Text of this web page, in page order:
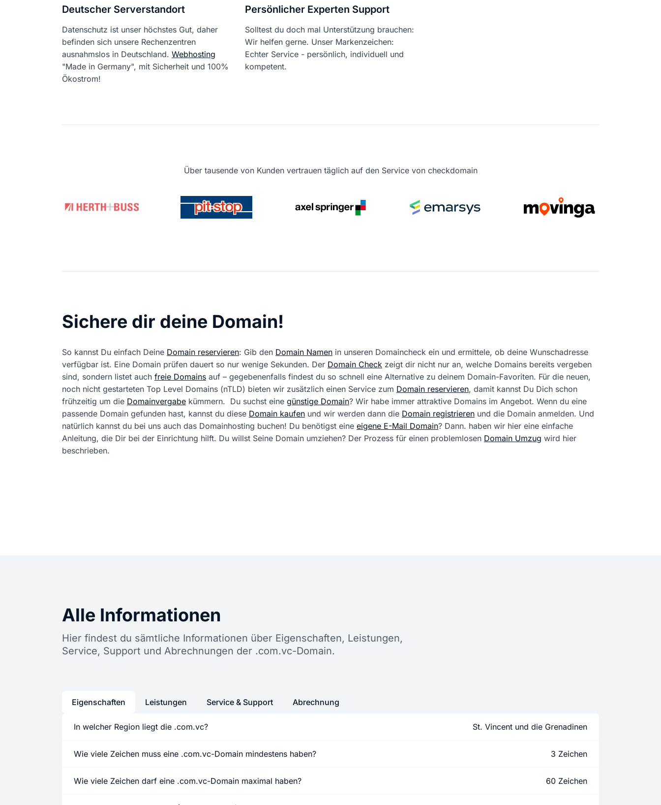
Deutscher Serverstandort
Datenschutz ist unser höchstes Gut, daher
befinden sich unsere Rechenzentren
ausnahmslos in Deutschland. Webhosting
"Made in Germany", mit Sicherheit und 100%
Ökostrom!
Persönlicher Experten Support
Solltest du doch mal Unterstützung brauchen:
Wir helfen gerne. Unser Markenzeichen:
Echter Service - persönlich, individuell und
kompetent.
Über tausende von Kunden vertrauen täglich auf den Service von checkdomain
Sichere dir deine Domain!
So kannst Du einfach Deine Domain reservieren: Gib den Domain Namen in unseren Domaincheck ein und ermittele, ob deine Wunschadresse
verfügbar ist. Eine Domain prüfen dauert so nur wenige Sekunden. Der Domain Check zeigt dir nicht nur an, welche Domains bereits vergeben
sind, sondern listet auch freie Domains auf – gegebenenfalls findest du so schnell eine Alternative zu deinem Domain-Favoriten. Für die neuen,
noch nicht gestarteten Top Level Domains (nTLD) bieten wir zusätzlich einen Service zum Domain reservieren, damit kannst Du Dich schon
frühzeitig um die Domainvergabe kümmern. Du suchst eine günstige Domain? Wir habe immer attraktive Domains im Angebot. Wenn du eine
passende Domain gefunden hast, kannst du diese Domain kaufen und wir werden dann die Domain registrieren und die Domain anmelden. Und
natürlich kannst du bei uns auch das Domainhosting buchen! Du benötigst eine eigene E-Mail Domain? Dann. haben wir hier eine einfache
Anleitung, die Dir bei der Einrichtung hilft. Du willst Seine Domain umziehen? Der Prozess für einen problemlosen Domain Umzug wird hier
beschrieben.
Alle Informationen
Hier findest du sämtliche Informationen über Eigenschaften, Leistungen,
Service, Support und Abrechnungen der .com.vc-Domain.
Eigenschaften
In welcher Region liegt die .com.vc? St. Vincent und die Grenadinen
Wie viele Zeichen muss eine .com.vc-Domain mindestens haben? 3 Zeichen
Wie viele Zeichen darf eine .com.vc-Domain maximal haben? 60 Zeichen
Leistungen Service & Support Abrechnung